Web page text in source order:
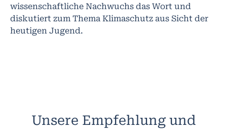
wissenschaftliche Nachwuchs das Wort und
diskutiert zum Thema Klimaschutz aus Sicht der
heutigen Jugend.
Unsere Empfehlung und